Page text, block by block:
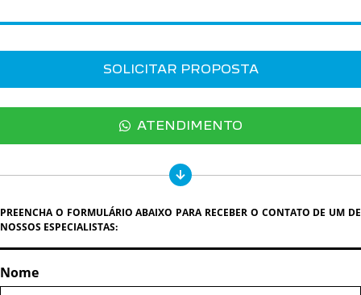
SOLICITAR PROPOSTA
ATENDIMENTO
PREENCHA O FORMULÁRIO ABAIXO PARA RECEBER O CONTATO DE UM DE
NOSSOS ESPECIALISTAS:
Nome